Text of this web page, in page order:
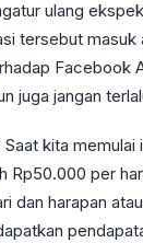
ulang
tersebut masuk
Facebook
juga jangan
kita
Rp50.000 per
dan harapan